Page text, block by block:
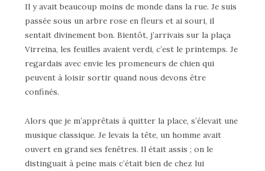
Il y avait beaucoup moins de monde dans la rue. Je suis
passée sous un arbre rose en fleurs et ai souri, il
sentait divinement bon. Bientôt, j’arrivais sur la plaça
Virreina, les feuilles avaient verdi, c’est le printemps. Je
regardais avec envie les promeneurs de chien qui
peuvent à loisir sortir quand nous devons être
confinés.
Alors que je m’apprêtais à quitter la place, s’élevait une
musique classique. Je levais la tête, un homme avait
ouvert en grand ses fenêtres. Il était assis ; on le
distinguait à peine mais c’était bien de chez lui